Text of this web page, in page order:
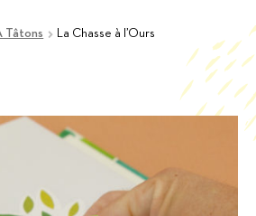
Tâtons La Chasse à l’Ours